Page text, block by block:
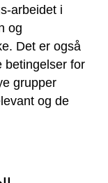
arbeidet i
og
Det er også
betingelser for
grupper
og de